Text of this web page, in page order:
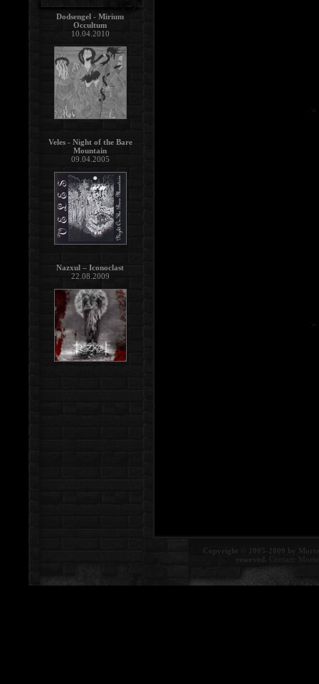
Copyright © 2005-2009 by
reserved. Contact:
Dodsengel - Mirium
Occultum
10.04.2010
Veles - Night of the Bare
Mountain
09.04.2005
Nazxul – Iconoclast
22.08.2009